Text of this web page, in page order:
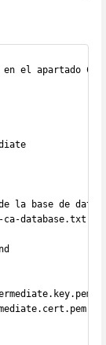
el apartado
la base de datos
database.txt